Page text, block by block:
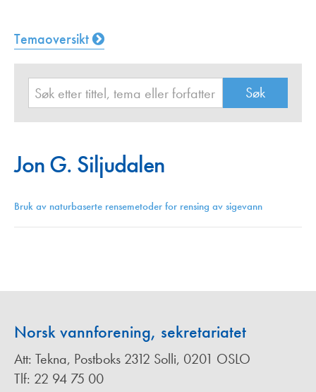
Temaoversikt
Jon G. Siljudalen
Bruk av naturbaserte rensemetoder for rensing av sigevann
Norsk vannforening, sekretariatet
Att: Tekna, Postboks 2312 Solli, 0201 OSLO
Tlf: 22 94 75 00